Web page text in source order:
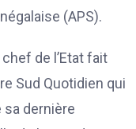
(APS).
de l’Etat fait
Sud Quotidien qui
dernière